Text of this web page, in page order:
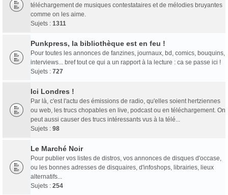
téléchargement de musiques contestataires et de mélodies bruyantes
comme on les aime.
Sujets : 1311
Punkpress, la bibliothèque est en feu !
Pour toutes les annonces de fanzines, journaux, bd, comics, bouquins,
interviews... bref tout ce qui a un rapport à la lecture : ca se passe ici !
Sujets : 727
Ici Londres !
Par là, c'est l'actu des émissions de radio, qu'elles soient hertziennes
ou web, les trucs chopables en live, podcast ou en téléchargement. On
peut aussi causer des trucs intéressants vus à la télé...
Sujets : 98
Le Marché Noir
Pour publier vos listes de distros, vos annonces de disques d'occase,
ou les bonnes adresses de disquaires, d'infoshops, librairies, lieux
alternatifs...
Sujets : 254